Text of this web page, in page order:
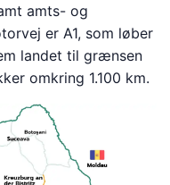
amts- og
er A1, som løber
landet til grænsen
omkring 1.100 km.